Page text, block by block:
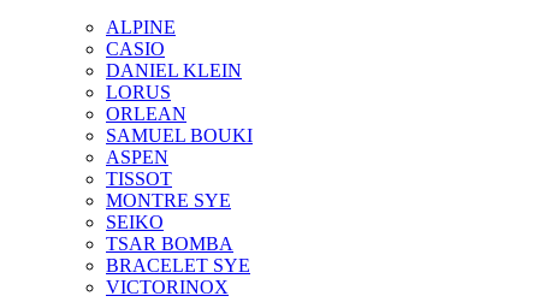
ALPINE
CASIO
DANIEL KLEIN
LORUS
ORLEAN
SAMUEL BOUKI
ASPEN
TISSOT
MONTRE SYE
SEIKO
TSAR BOMBA
BRACELET SYE
VICTORINOX